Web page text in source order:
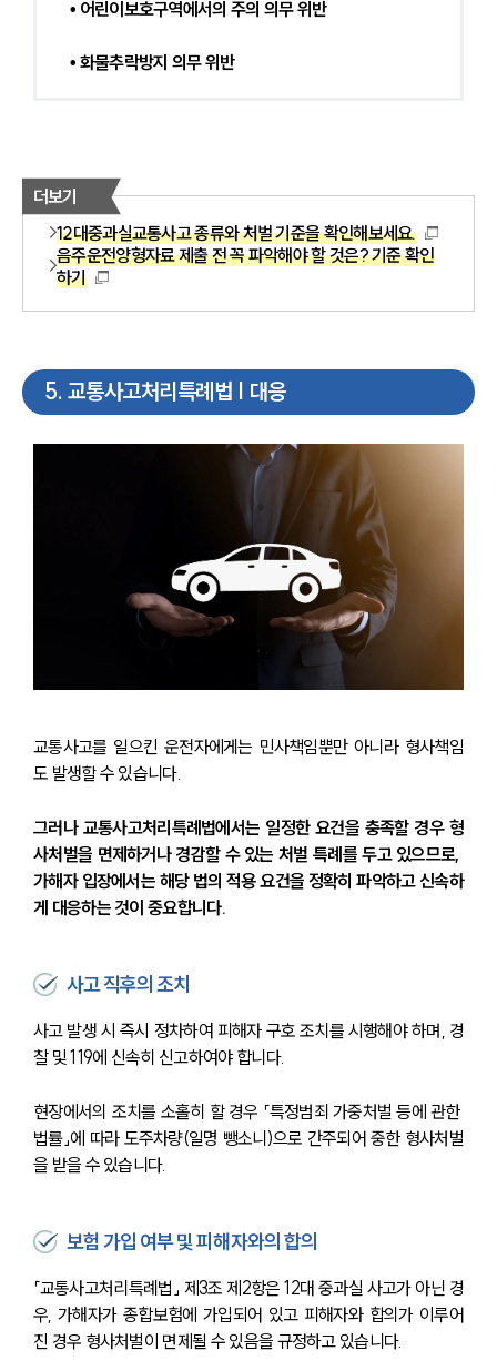
• 어린이보호구역에서의 주의 의무 위반
• 화물추락방지 의무 위반
더보기
12대중과실교통사고 종류와 처벌 기준을 확인해보세요.
음주운전양형자료 제출 전 꼭 파악해야 할 것은? 기준 확인
하기
5. 교통사고처리특례법 | 대응
교통사고를 일으킨 운전자에게는 민사책임뿐만 아니라 형사책임
도 발생할 수 있습니다.
그러나 교통사고처리특례법에서는 일정한 요건을 충족할 경우 형
사처벌을 면제하거나 경감할 수 있는 처벌 특례를 두고 있으므로,
가해자 입장에서는 해당 법의 적용 요건을 정확히 파악하고 신속하
게 대응하는 것이 중요합니다.
사고 직후의 조치
사고 발생 시 즉시 정차하여 피해자 구호 조치를 시행해야 하며, 경
찰 및 119에 신속히 신고하여야 합니다.
현장에서의 조치를 소홀히 할 경우 「특정범죄 가중처벌 등에 관한
법률」에 따라 도주차량(일명 뺑소니)으로 간주되어 중한 형사처벌
을 받을 수 있습니다.
보험 가입 여부 및 피해자와의 합의
「교통사고처리특례법」 제3조 제2항은 12대 중과실 사고가 아닌 경
우, 가해자가 종합보험에 가입되어 있고 피해자와 합의가 이루어
진 경우 형사처벌이 면제될 수 있음을 규정하고 있습니다.